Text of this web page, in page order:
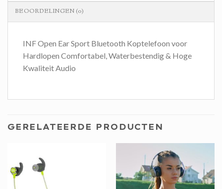
BEOORDELINGEN (0)
INF Open Ear Sport Bluetooth Koptelefoon voor
Hardlopen Comfortabel, Waterbestendig & Hoge
Kwaliteit Audio
GERELATEERDE PRODUCTEN